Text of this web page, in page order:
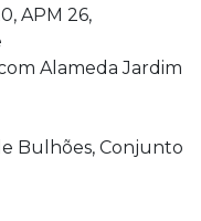
APM 26,
Alameda Jardim
Bulhões, Conjunto